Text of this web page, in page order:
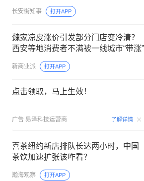
长安街知事 打开APP
魏家凉皮涨价引发部分门店变冷清？
西安等地消费者不满被一线城市“带涨”
新商业派 打开APP
点击领取，马上生效！
广告 易泽科技运营商 了解详情
喜茶纽约新店排队长达两小时，中国
茶饮加速扩张该咋看？
瀚海观察 打开APP